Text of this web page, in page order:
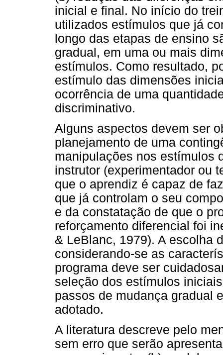
inicial e final. No início do
utilizados estímulos que já
longo das etapas de ensino
gradual, em uma ou mais
estímulos. Como resultado,
estímulo das dimensões
ocorrência de uma
discriminativo.
Alguns aspectos devem ser
planejamento de uma
manipulações nos estímulos
instrutor (experimentador ou
que o aprendiz é capaz de
que já controlam o seu
e da constatação de que o
reforçamento diferencial foi
& LeBlanc, 1979). A escolha
considerando-se as
programa deve ser
seleção dos estímulos
passos de mudança gradual
adotado.
A literatura descreve pelo
sem erro que serão